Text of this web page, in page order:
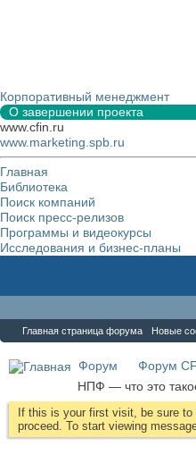
Корпоративный менеджмент
О завершении проекта
www.cfin.ru
www.marketing.spb.ru
Главная
Библиотека
Поиск компаний
Поиск пресс-релизов
Программы и видеокурсы
Исследования и бизнес-планы
Главная страница форума Новые
Форум Форум
НПФ — что это
If this is your first visit, be sure
proceed. To start viewing